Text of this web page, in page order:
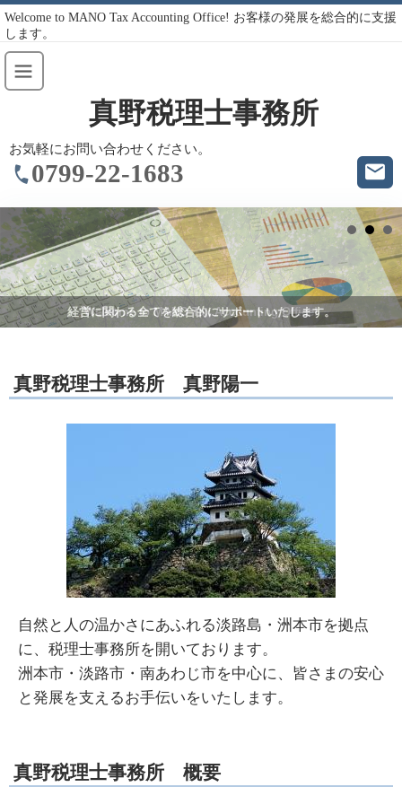
Welcome to MANO Tax Accounting Office! お客様の発展を総合的に支援
します。
真野税理士事務所
お気軽にお問い合わせください。
0799-22-1683
Welcome to MANO Tax Accounting Office!
経営に関わる全てを総合的にサポートいたします。
真野税理士事務所 真野陽一
自然と人の温かさにあふれる淡路島・洲本市を拠点
に、税理士事務所を開いております。
洲本市・淡路市・南あわじ市を中心に、皆さまの安心
と発展を支えるお手伝いをいたします。
真野税理士事務所 概要